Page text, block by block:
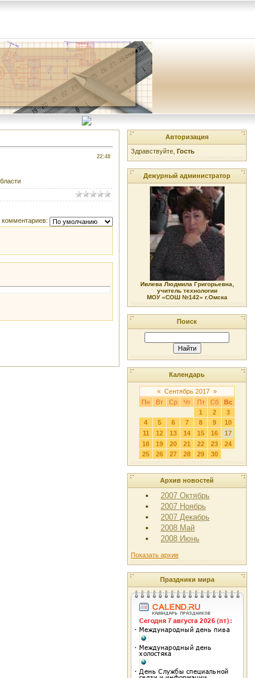
22:48
Авторизация
Здравствуйте, Гость
Дежурный администратор
Ивлева Людмила Григорьевна,
учитель технологии
МОУ «СОШ №142» г.Омска
Поиск
Календарь
« Сентябрь 2017 »
Пн
Вт Ср Чт Пт Сб
Вс
1
2
3
4
5 6 7 8 9
10
11
12 13 14 15 16
17
18
19 20 21 22 23
24
25
26 27 28 29 30
Архив новостей
2007 Октябрь
2007 Ноябрь
2007 Декабрь
2008 Май
2008 Июнь
Показать архив
Праздники мира